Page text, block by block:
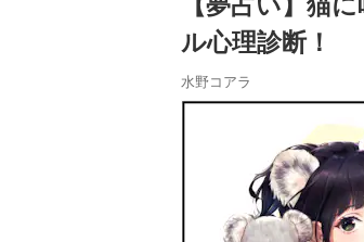
ル心理診断！
水野コアラ